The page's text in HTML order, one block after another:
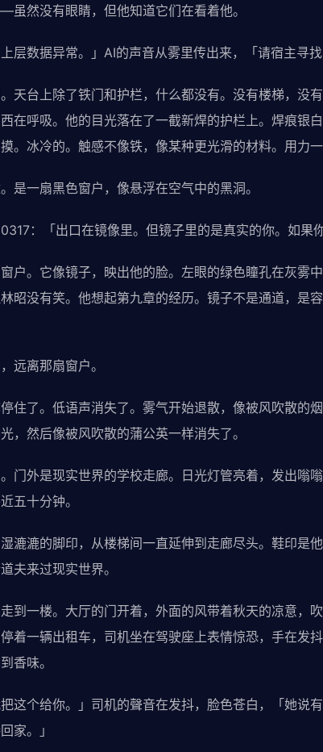
然没有眼睛，但他知道它们在看着他。
数据异常。」AI的声音从雾里传出来，「请宿主寻找
台上除了铁门和护栏，什么都没有。没有楼梯，没
在呼吸。他的目光落在了一截新焊的护栏上。焊痕银
。冰冷的。触感不像铁，像某种更光滑的材料。用力一
一扇黑色窗户，像悬浮在空气中的黑洞。
：「出口在镜像里。但镜子里的是真实的你。如果你
。它像镜子，映出他的脸。左眼的绿色瞳孔在灰雾
昭没有笑。他想起第九章的经历。镜子不是通道，是
离那扇窗户。
了。低语声消失了。雾气开始退散，像被风吹散的
，然后像被风吹散的蒲公英一样消失了。
外是现实世界的学校走廊。日光灯管亮着，发出嗡嗡
五十分钟。
漉的脚印，从楼梯间一直延伸到走廊尽头。鞋印是
夫来过现实世界。
一楼。大厅的门开着，外面的风带着秋天的凉意，
着一辆出租车，司机坐在驾驶座上表情惊恐，手在
香味。
个给你。」司机的聲音在发抖，脸色苍白，「她说
家。」